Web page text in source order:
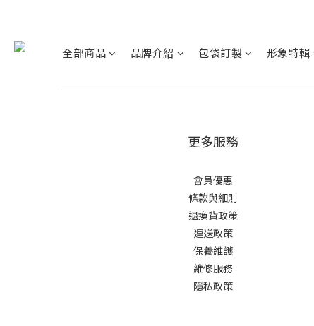
全部商品 品牌介紹 包袋訂製 形象特輯
更多服務
會員優惠
條款與細則
退換貨政策
運送政策
保養維護
維修服務
隱私政策